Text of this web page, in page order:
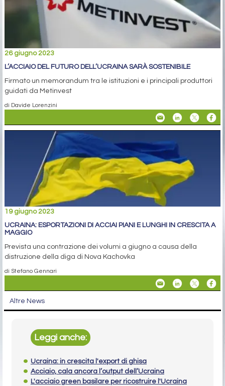
26 giugno 2023
L’ACCIAIO DEL FUTURO DELL’UCRAINA SARÀ SOSTENIBILE
Firmato un memorandum tra le istituzioni e i principali produttori
guidati da Metinvest
di Davide Lorenzini
19 giugno 2023
UCRAINA: ESPORTAZIONI DI ACCIAI PIANI E LUNGHI IN CRESCITA A
MAGGIO
Prevista una contrazione dei volumi a giugno a causa della
distruzione della diga di Nova Kachovka
di Stefano Gennari
Altre News
Leggi anche:
Ucraina: in crescita l'export di ghisa
Acciaio, cala ancora l’output dell’Ucraina
L'acciaio green basilare per ricostruire l'Ucraina